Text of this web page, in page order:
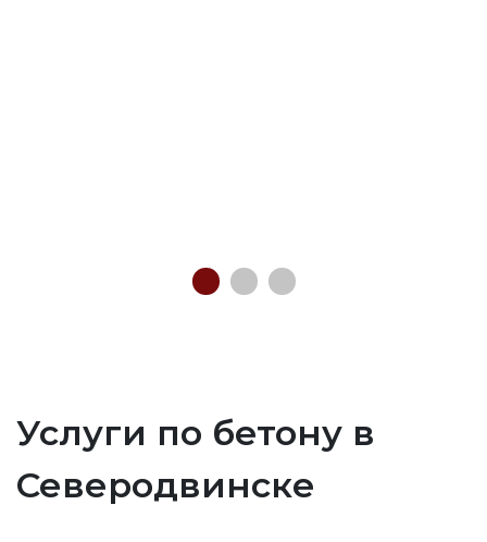
Услуги по бетону в
Северодвинске